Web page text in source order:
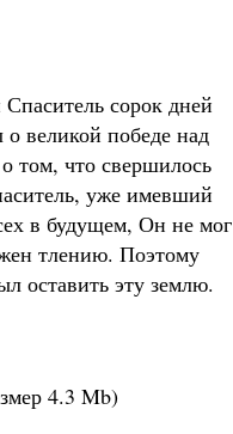
сорок дней
великой победе над
том, что свершилось
уже имевший
в будущем, Он не мог
тлению. Поэтому
оставить эту землю.
4.3 Mb)
найти своё место в жизни